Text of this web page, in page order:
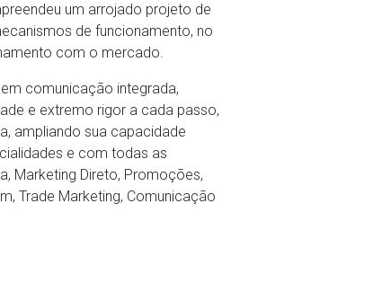
um arrojado projeto de
de funcionamento, no
com o mercado.
comunicação integrada,
e extremo rigor a cada passo,
ampliando sua capacidade
e com todas as
Marketing Direto, Promoções,
Trade Marketing, Comunicação